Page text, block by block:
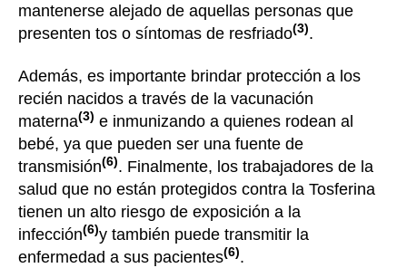
mantenerse alejado de aquellas personas que
presenten tos o síntomas de resfriado(3).
Además, es importante brindar protección a los
recién nacidos a través de la vacunación
materna(3) e inmunizando a quienes rodean al
bebé, ya que pueden ser una fuente de
transmisión(6). Finalmente, los trabajadores de la
salud que no están protegidos contra la Tosferina
tienen un alto riesgo de exposición a la
infección(6)y también puede transmitir la
enfermedad a sus pacientes(6).